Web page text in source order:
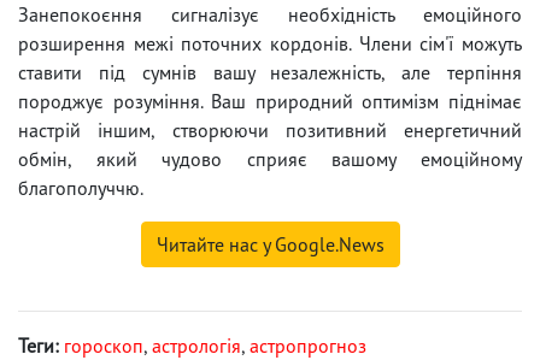
Занепокоєння сигналізує необхідність емоційного
розширення межі поточних кордонів. Члени сім'ї можуть
ставити під сумнів вашу незалежність, але терпіння
породжує розуміння. Ваш природний оптимізм піднімає
настрій іншим, створюючи позитивний енергетичний
обмін, який чудово сприяє вашому емоційному
благополуччю.
Читайте нас у Google.News
Теги: гороскоп, астрологія, астропрогноз